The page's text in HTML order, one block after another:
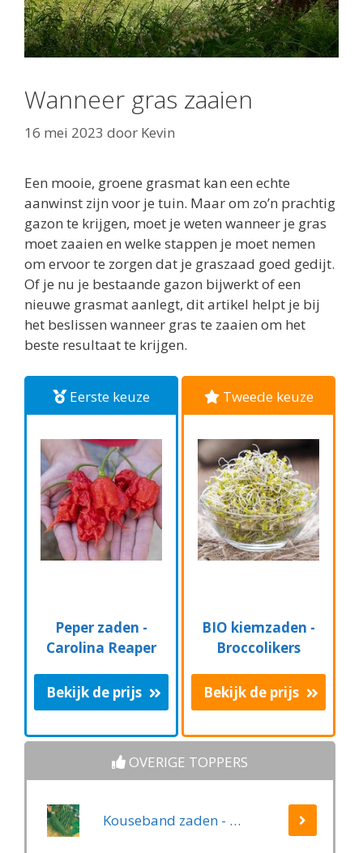
Wanneer gras zaaien
16 mei 2023 door Kevin
Een mooie, groene grasmat kan een echte
aanwinst zijn voor je tuin. Maar om zo’n prachtig
gazon te krijgen, moet je weten wanneer je gras
moet zaaien en welke stappen je moet nemen
om ervoor te zorgen dat je graszaad goed gedijt.
Of je nu je bestaande gazon bijwerkt of een
nieuwe grasmat aanlegt, dit artikel helpt je bij
het beslissen wanneer gras te zaaien om het
beste resultaat te krijgen.
Eerste keuze
Peper zaden -
Carolina Reaper
Bekijk de prijs
Tweede keuze
BIO kiemzaden -
Broccolikers
Bekijk de prijs
OVERIGE TOPPERS
Kouseband zaden - Yard Long